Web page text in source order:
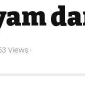
Views